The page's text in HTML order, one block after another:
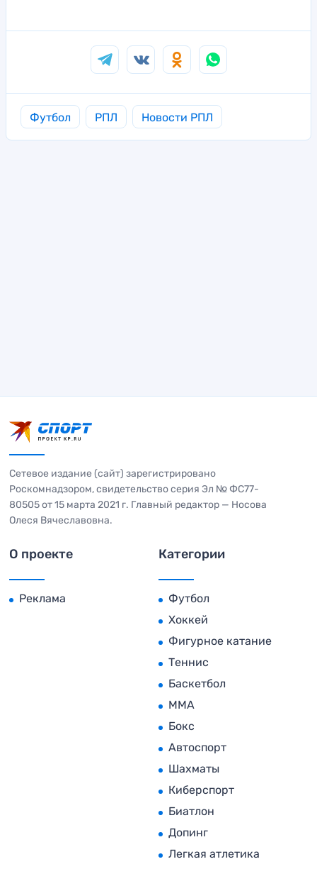
Футбол РПЛ Новости РПЛ
Сетевое издание (сайт) зарегистрировано
Роскомнадзором, свидетельство серия Эл № ФС77-
80505 от 15 марта 2021 г. Главный редактор — Носова
Олеся Вячеславовна.
О проекте
Реклама
Категории
Футбол
Хоккей
Фигурное катание
Теннис
Баскетбол
MMA
Бокс
Автоспорт
Шахматы
Киберспорт
Биатлон
Допинг
Легкая атлетика